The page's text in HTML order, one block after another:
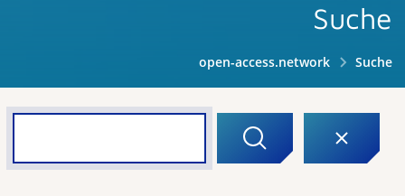
Suche
open-access.network Suche